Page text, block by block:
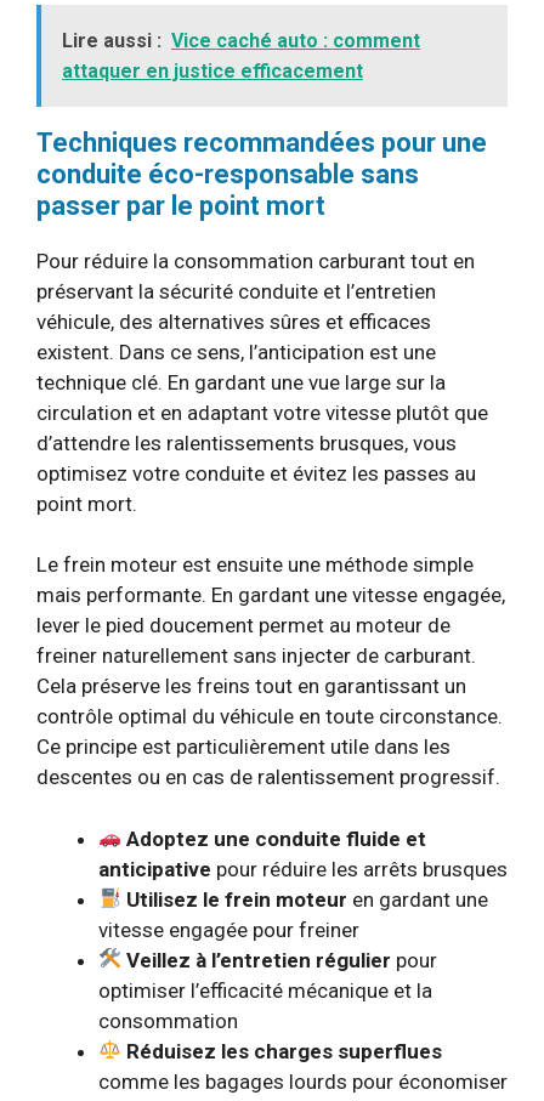
Lire aussi : Vice caché auto : comment
attaquer en justice efficacement
Techniques recommandées pour une
conduite éco-responsable sans
passer par le point mort
Pour réduire la consommation carburant tout en
préservant la sécurité conduite et l’entretien
véhicule, des alternatives sûres et efficaces
existent. Dans ce sens, l’anticipation est une
technique clé. En gardant une vue large sur la
circulation et en adaptant votre vitesse plutôt que
d’attendre les ralentissements brusques, vous
optimisez votre conduite et évitez les passes au
point mort.
Le frein moteur est ensuite une méthode simple
mais performante. En gardant une vitesse engagée,
lever le pied doucement permet au moteur de
freiner naturellement sans injecter de carburant.
Cela préserve les freins tout en garantissant un
contrôle optimal du véhicule en toute circonstance.
Ce principe est particulièrement utile dans les
descentes ou en cas de ralentissement progressif.
Adoptez une conduite fluide et
anticipative pour réduire les arrêts brusques
Utilisez le frein moteur en gardant une
vitesse engagée pour freiner
Veillez à l’entretien régulier pour
optimiser l’efficacité mécanique et la
consommation
Réduisez les charges superflues
comme les bagages lourds pour économiser